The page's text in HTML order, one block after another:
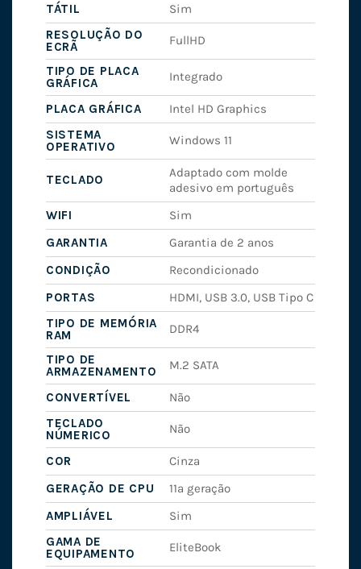
TÁTIL
Sim
RESOLUÇÃO DO
ECRÃ
FullHD
TIPO DE PLACA
GRÁFICA
Integrado
PLACA GRÁFICA
Intel HD Graphics
SISTEMA
OPERATIVO
Windows 11
TECLADO
Adaptado com molde
adesivo em português
WIFI
Sim
GARANTIA
Garantia de 2 anos
CONDIÇÃO
Recondicionado
PORTAS
HDMI, USB 3.0, USB Tipo C
TIPO DE MEMÓRIA
RAM
DDR4
TIPO DE
ARMAZENAMENTO
M.2 SATA
CONVERTÍVEL
Não
TECLADO
NÚMERICO
Não
COR
Cinza
GERAÇÃO DE CPU
11ª geração
AMPLIÁVEL
Sim
GAMA DE
EQUIPAMENTO
EliteBook